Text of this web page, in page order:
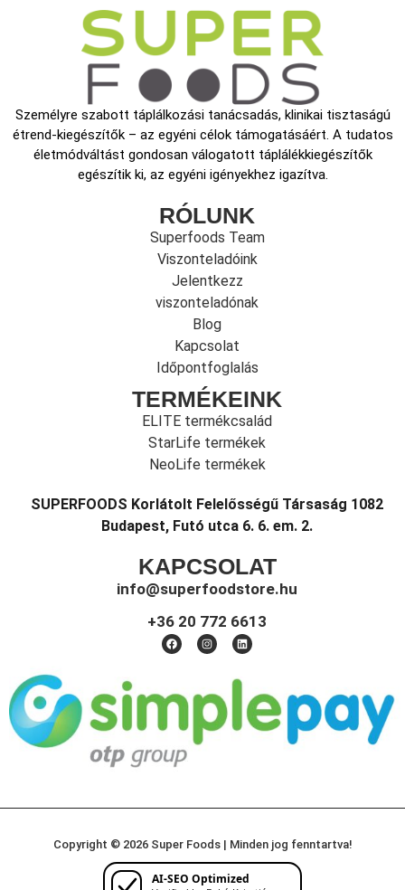
Személyre szabott táplálkozási tanácsadás, klinikai tisztaságú
étrend-kiegészítők – az egyéni célok támogatásáért. A tudatos
életmódváltást gondosan válogatott táplálékkiegészítők
egészítik ki, az egyéni igényekhez igazítva.
RÓLUNK
Superfoods Team
Viszonteladóink
Jelentkezz
viszonteladónak
Blog
Kapcsolat
Időpontfoglalás
TERMÉKEINK
ELITE termékcsalád
StarLife termékek
NeoLife termékek
SUPERFOODS Korlátolt Felelősségű Társaság 1082
Budapest, Futó utca 6. 6. em. 2.
KAPCSOLAT
info@superfoodstore.hu
+36 20 772 6613
Copyright © 2026 Super Foods | Minden jog fenntartva!
AI-SEO Optimized